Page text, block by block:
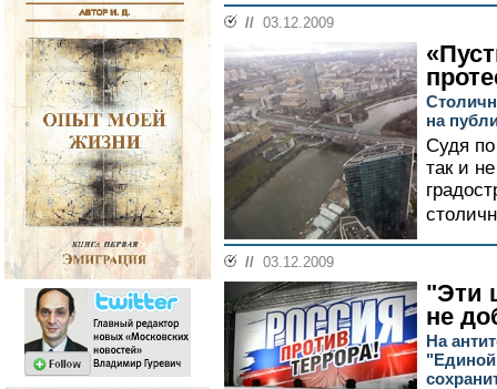
// 03.12.2009
на
Судя
так и
// 03.12.2009
"Эти
не
На